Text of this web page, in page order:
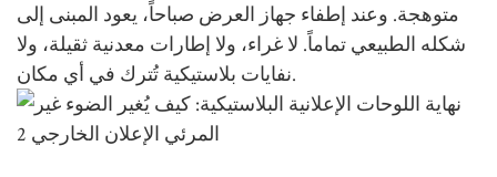
متوهجة. وعند إطفاء جهاز العرض صباحاً، يعود المبنى إلى
شكله الطبيعي تماماً. لا غراء، ولا إطارات معدنية ثقيلة، ولا
نفايات بلاستيكية تُترك في أي مكان.